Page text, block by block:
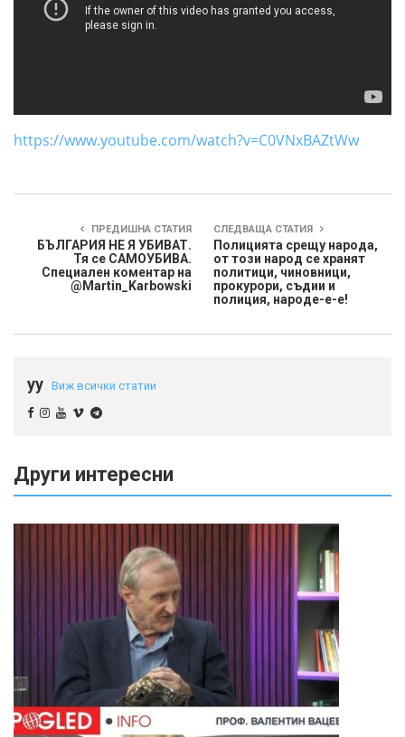
https://www.youtube.com/watch?v=C0VNxBAZtWw
ПРЕДИШНА СТАТИЯ
БЪЛГАРИЯ НЕ Я УБИВАТ.
Тя се САМОУБИВА.
Специален коментар на
‪@Martin_Karbowski‬
СЛЕДВАЩА СТАТИЯ
Полицията срещу народа,
от този народ се хранят
политици, чиновници,
прокурори, съдии и
полиция, народе-е-е!
yy Виж всички статии
Други интересни